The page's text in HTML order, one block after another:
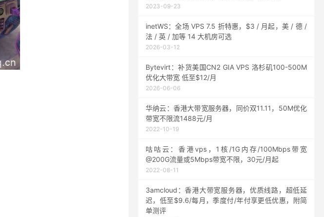
2023-09-23
inetWS：全场 VPS 7.5 折特惠，$3 / 月起，美 / 德 /
法 / 英 / 加等 14 大机房可选
2026-03-12
Bytevirt：补货美国CN2 GIA VPS 洛杉矶100-500M
优化大带宽 低至$12/月
2026-06-06
华纳云：香港大带宽服务器，同价双11.11，50M优化
带宽不限流1488元/月
2022-10-19
咕咕云：香港vps，1核/1G内存/100Mbps带宽
@200G流量或5Mbps带宽不限，30元/月起
2022-08-11
3amcloud：香港大带宽服务器，优质线路，超低延
迟，低至$9.6/每月，季度付/年付享更低优惠，附简
单测评